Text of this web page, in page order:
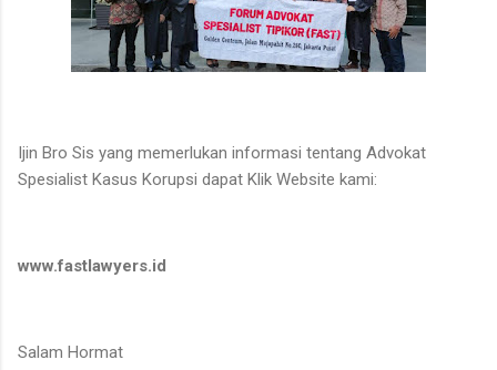
Ijin Bro Sis yang memerlukan informasi tentang Advokat
Spesialist Kasus Korupsi dapat Klik Website kami:
www.fastlawyers.id
Salam Hormat